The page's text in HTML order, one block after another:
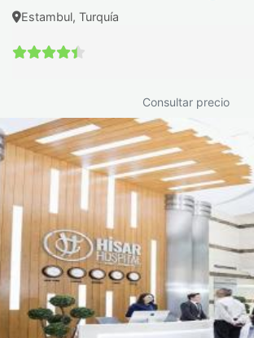
Diagnóstico de la
de Crohn en Turquía
Estambul, Turquía
Consultar precio